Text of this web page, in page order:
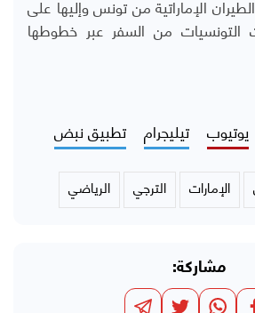
الإماراتية من تونس وإليها على
التونسيات من السفر عبر خطوطها
يوتيوب تيليجرام تطبيق نبض
الإمارات الترجي الرياضي
مشاركة: